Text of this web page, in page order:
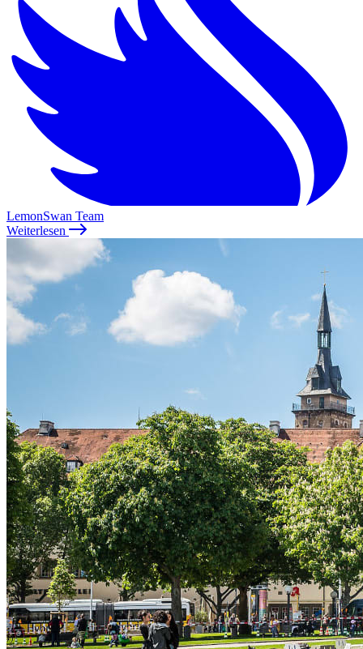
LemonSwan Team
Weiterlesen